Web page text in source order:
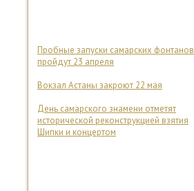
Пробные запуски самарских фонтанов
пройдут 23 апреля
Вокзал Астаны закроют 22 мая
День самарского знамени отметят
исторической реконструкцией взятия
Шипки и концертом